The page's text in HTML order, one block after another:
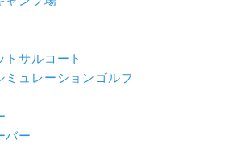
トサルコート
ミュレーションゴルフ
バー